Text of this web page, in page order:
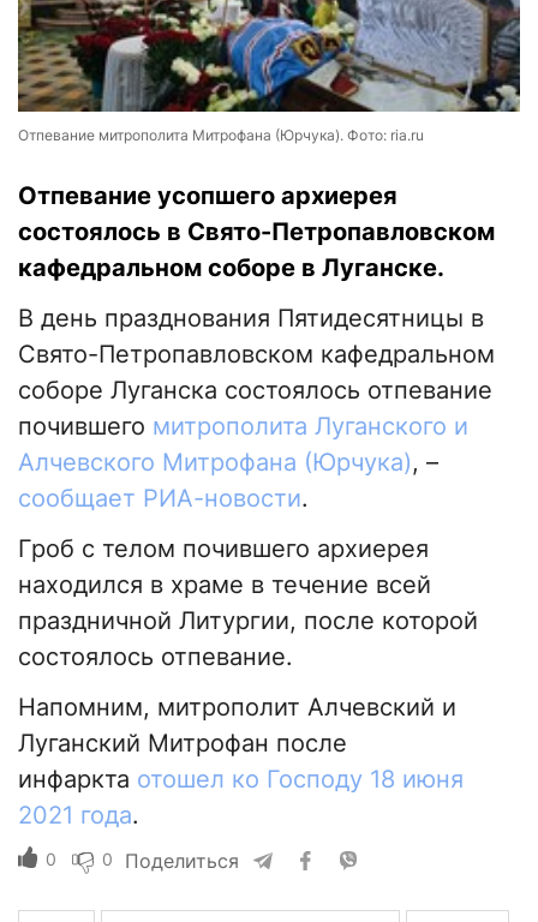
Отпевание митрополита Митрофана (Юрчука). Фото: ria.ru
Отпевание усопшего архиерея
состоялось в Свято-Петропавловском
кафедральном соборе в Луганске.
В день празднования Пятидесятницы в
Свято-Петропавловском кафедральном
соборе Луганска состоялось отпевание
почившего митрополита Луганского и
Алчевского Митрофана (Юрчука), –
сообщает РИА-новости.
Гроб с телом почившего архиерея
находился в храме в течение всей
праздничной Литургии, после которой
состоялось отпевание.
Напомним, митрополит Алчевский и
Луганский Митрофан после
инфаркта отошел ко Господу 18 июня
2021 года.
0 0 Поделиться